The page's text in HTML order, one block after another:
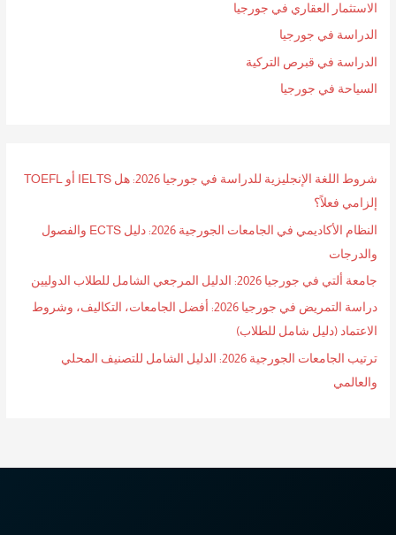
:الاستثمار العقاري في جورجيا
الدراسة في جورجيا
الدراسة في قبرص التركية
السياحة في جورجيا
شروط اللغة الإنجليزية للدراسة في جورجيا 2026: هل IELTS أو TOEFL
إلزامي فعلاً؟
النظام الأكاديمي في الجامعات الجورجية 2026: دليل ECTS والفصول
والدرجات
جامعة ألتي في جورجيا 2026: الدليل المرجعي الشامل للطلاب الدوليين
دراسة التمريض في جورجيا 2026: أفضل الجامعات، التكاليف، وشروط
الاعتماد (دليل شامل للطلاب)
ترتيب الجامعات الجورجية 2026: الدليل الشامل للتصنيف المحلي
والعالمي